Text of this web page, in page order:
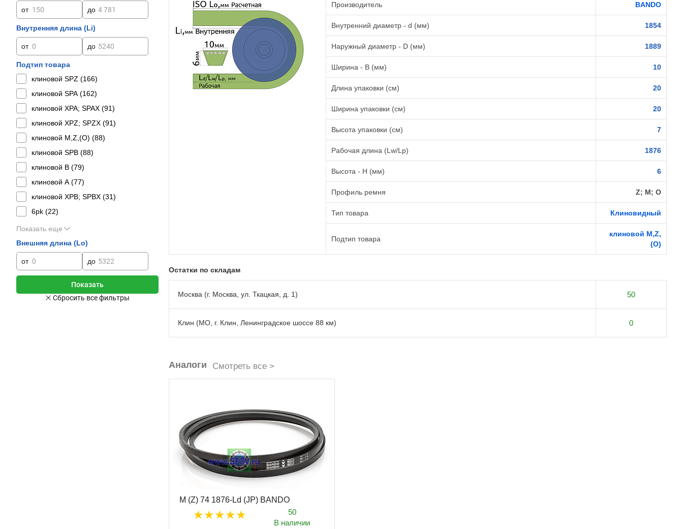
от до
Внутренняя длина (Li)
от до
Подтип товара
клиновой SPZ (166)
клиновой SPA (162)
клиновой XPA; SPAX (91)
клиновой XPZ; SPZX (91)
клиновой M,Z,(O) (88)
клиновой SPB (88)
клиновой B (79)
клиновой A (77)
клиновой XPB; SPBX (31)
6pk (22)
Показать еще
Внешняя длина (Lo)
от до
Производитель BANDO
Внутренний диаметр - d (мм) 1854
Наружный диаметр - D (мм) 1889
Ширина - B (мм) 10
Длина упаковки (см) 20
Ширина упаковки (см) 20
Высота упаковки (см) 7
Рабочая длина (Lw/Lp) 1876
Высота - H (мм) 6
Профиль ремня Z; M; О
Тип товара Клиновидный
Подтип товара
клиновой M,Z,
(O)
Остатки по складам
Москва (г. Москва, ул. Ткацкая, д. 1) 50
Клин (МО, г. Клин, Ленинградское шоссе 88 км) 0
Аналоги Смотреть все >
M (Z) 74 1876-Ld (JP) BANDO
50
В наличии